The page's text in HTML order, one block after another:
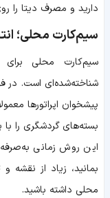
دارید و مصرف دیتا را
سیم‌کارت محلی؛
سیم‌کارت محلی برای
شناخته‌شده‌ای است. در
پیشخوان اپراتورها
بسته‌های گردشگری را
این روش زمانی
بمانید، زیاد از نقشه
محلی داشته باشید.